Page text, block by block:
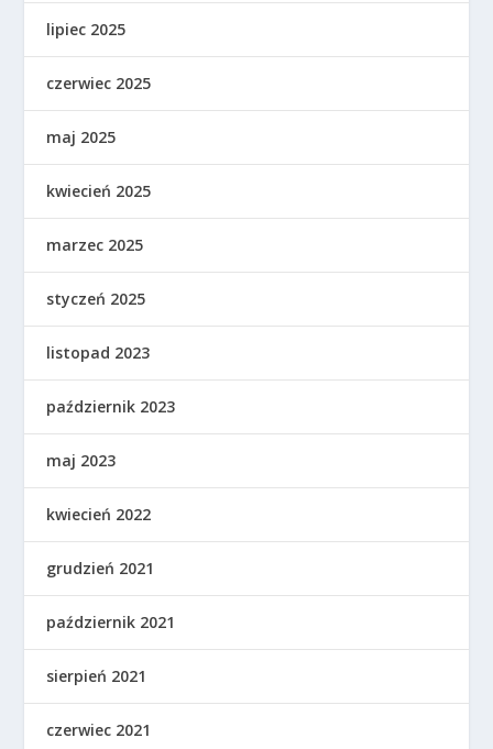
lipiec 2025
czerwiec 2025
maj 2025
kwiecień 2025
marzec 2025
styczeń 2025
listopad 2023
październik 2023
maj 2023
kwiecień 2022
grudzień 2021
październik 2021
sierpień 2021
czerwiec 2021